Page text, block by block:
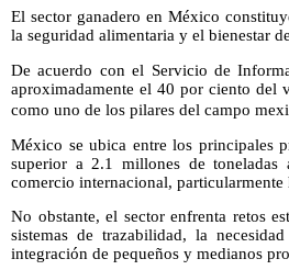
El sector ganadero en México
la seguridad alimentaria y el bienestar
De acuerdo con el Servicio de
aproximadamente el 40 por ciento del
como uno de los pilares del campo
México se ubica entre los principales
superior a 2.1 millones de toneladas
comercio internacional,
No obstante, el sector enfrenta retos
sistemas de trazabilidad, la
integración de pequeños y medianos